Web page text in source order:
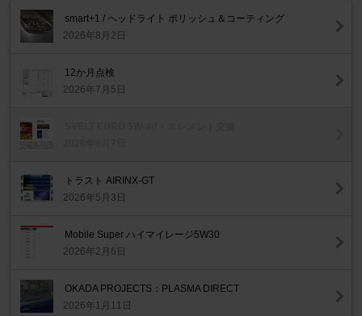
smart+1 / ヘッドライト ポリッシュ＆コーティング
2026年8月2日
12か月点検
2026年7月5日
トラスト AIRINX-GT
2026年5月3日
Mobile Super ハイマイレージ5W30
2026年2月6日
OKADA PROJECTS：PLASMA DIRECT
2026年1月11日